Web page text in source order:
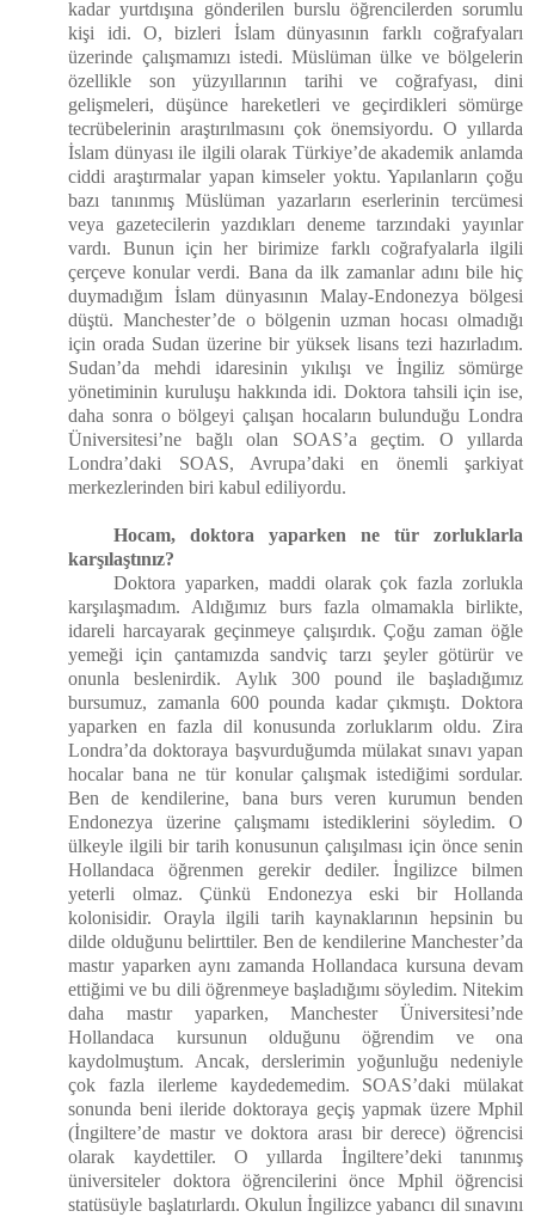
kadar yurtdışına gönderilen burslu öğrencilerden sorumlu
kişi idi. O, bizleri İslam dünyasının farklı coğrafyaları
üzerinde çalışmamızı istedi. Müslüman ülke ve bölgelerin
özellikle son yüzyıllarının tarihi ve coğrafyası, dini
gelişmeleri, düşünce hareketleri ve geçirdikleri sömürge
tecrübelerinin araştırılmasını çok önemsiyordu. O yıllarda
İslam dünyası ile ilgili olarak Türkiye’de akademik anlamda
ciddi araştırmalar yapan kimseler yoktu. Yapılanların çoğu
bazı tanınmış Müslüman yazarların eserlerinin tercümesi
veya gazetecilerin yazdıkları deneme tarzındaki yayınlar
vardı. Bunun için her birimize farklı coğrafyalarla ilgili
çerçeve konular verdi. Bana da ilk zamanlar adını bile hiç
duymadığım İslam dünyasının Malay-Endonezya bölgesi
düştü. Manchester’de o bölgenin uzman hocası olmadığı
için orada Sudan üzerine bir yüksek lisans tezi hazırladım.
Sudan’da mehdi idaresinin yıkılışı ve İngiliz sömürge
yönetiminin kuruluşu hakkında idi. Doktora tahsili için ise,
daha sonra o bölgeyi çalışan hocaların bulunduğu Londra
Üniversitesi’ne bağlı olan SOAS’a geçtim. O yıllarda
Londra’daki SOAS, Avrupa’daki en önemli şarkiyat
merkezlerinden biri kabul ediliyordu.
Hocam, doktora yaparken ne tür zorluklarla
karşılaştınız?
Doktora yaparken, maddi olarak çok fazla zorlukla
karşılaşmadım. Aldığımız burs fazla olmamakla birlikte,
idareli harcayarak geçinmeye çalışırdık. Çoğu zaman öğle
yemeği için çantamızda sandviç tarzı şeyler götürür ve
onunla beslenirdik. Aylık 300 pound ile başladığımız
bursumuz, zamanla 600 pounda kadar çıkmıştı. Doktora
yaparken en fazla dil konusunda zorluklarım oldu. Zira
Londra’da doktoraya başvurduğumda mülakat sınavı yapan
hocalar bana ne tür konular çalışmak istediğimi sordular.
Ben de kendilerine, bana burs veren kurumun benden
Endonezya üzerine çalışmamı istediklerini söyledim. O
ülkeyle ilgili bir tarih konusunun çalışılması için önce senin
Hollandaca öğrenmen gerekir dediler. İngilizce bilmen
yeterli olmaz. Çünkü Endonezya eski bir Hollanda
kolonisidir. Orayla ilgili tarih kaynaklarının hepsinin bu
dilde olduğunu belirttiler. Ben de kendilerine Manchester’da
mastır yaparken aynı zamanda Hollandaca kursuna devam
ettiğimi ve bu dili öğrenmeye başladığımı söyledim. Nitekim
daha mastır yaparken, Manchester Üniversitesi’nde
Hollandaca kursunun olduğunu öğrendim ve ona
kaydolmuştum. Ancak, derslerimin yoğunluğu nedeniyle
çok fazla ilerleme kaydedemedim. SOAS’daki mülakat
sonunda beni ileride doktoraya geçiş yapmak üzere Mphil
(İngiltere’de mastır ve doktora arası bir derece) öğrencisi
olarak kaydettiler. O yıllarda İngiltere’deki tanınmış
üniversiteler doktora öğrencilerini önce Mphil öğrencisi
statüsüyle başlatırlardı. Okulun İngilizce yabancı dil sınavını